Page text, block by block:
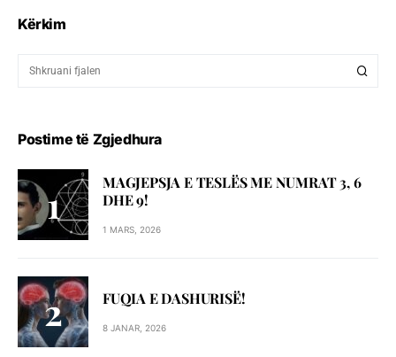
Kërkim
Postime të Zgjedhura
MAGJEPSJA E TESLËS ME NUMRAT 3, 6
DHE 9!
1 MARS, 2026
FUQIA E DASHURISË!
8 JANAR, 2026